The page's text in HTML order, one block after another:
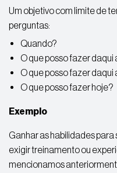
Um objetivo com limite de
perguntas:
Quando?
O que posso fazer daqui
O que posso fazer daqui
O que posso fazer hoje?
Exemplo
Ganhar as habilidades
exigir treinamento ou
mencionamos